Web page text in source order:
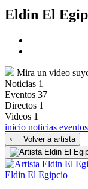
Eldin El
Mira un video
Noticias 1
Eventos 37
Directos 1
Videos 1
inicio noticias eventos
⟵ Volver a artista
Eldin El Egipcio